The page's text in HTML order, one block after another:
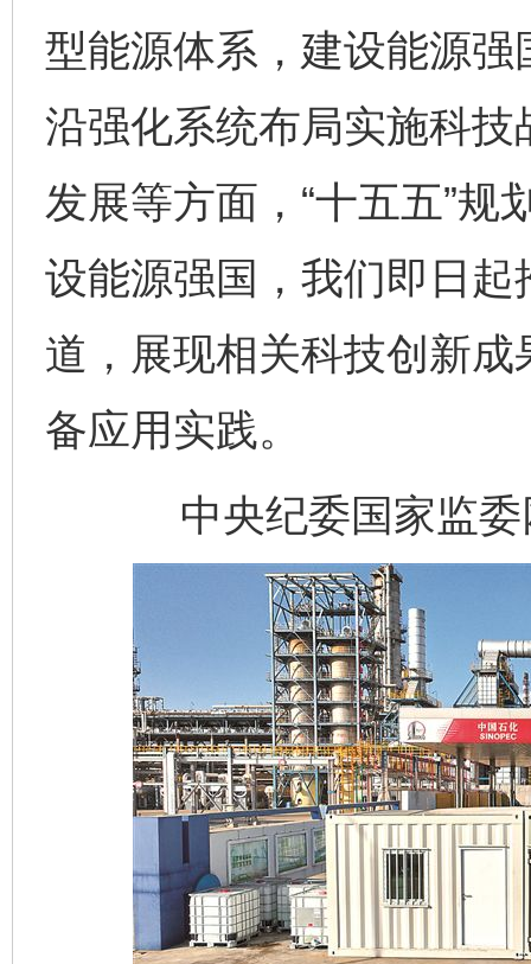
型能源体系，建设能源强
沿强化系统布局实施科
发展等方面，“十五五”
设能源强国，我们即日起
道，展现相关科技创新
备应用实践。
中央纪委国家监